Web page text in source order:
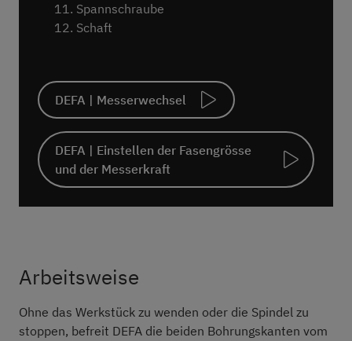
Spannschraube
Schaft
DEFA | Messerwechsel
DEFA | Einstellen der Fasengrösse
und der Messerkraft
Arbeitsweise
Ohne das Werkstück zu wenden oder die Spindel zu
stoppen, befreit DEFA die beiden Bohrungskanten vom